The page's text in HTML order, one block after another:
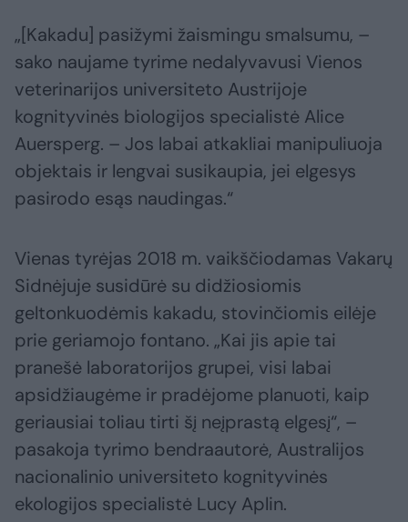
„[Kakadu] pasižymi žaismingu smalsumu, –
sako naujame tyrime nedalyvavusi Vienos
veterinarijos universiteto Austrijoje
kognityvinės biologijos specialistė Alice
Auersperg. – Jos labai atkakliai manipuliuoja
objektais ir lengvai susikaupia, jei elgesys
pasirodo esąs naudingas.“
Vienas tyrėjas 2018 m. vaikščiodamas Vakarų
Sidnėjuje susidūrė su didžiosiomis
geltonkuodėmis kakadu, stovinčiomis eilėje
prie geriamojo fontano. „Kai jis apie tai
pranešė laboratorijos grupei, visi labai
apsidžiaugėme ir pradėjome planuoti, kaip
geriausiai toliau tirti šį neįprastą elgesį“, –
pasakoja tyrimo bendraautorė, Australijos
nacionalinio universiteto kognityvinės
ekologijos specialistė Lucy Aplin.